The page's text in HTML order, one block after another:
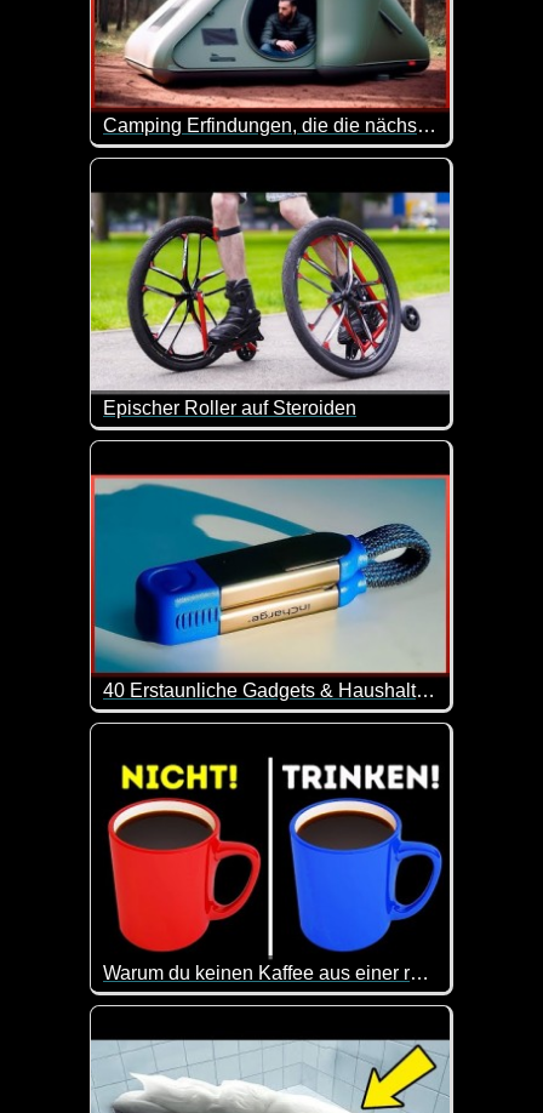
Camping Erfindungen, die die nächste Stufe sind 8
Ordentliches Equipment ist immer das A und O.
Epischer Roller auf Steroiden
Mal eben die Rollerskates mit größeren Reifen
40 Erstaunliche Gadgets & Haushaltsgeräte Von Amazon -5
40 interessante Gadgets, die dein Leben leichter
Warum du keinen Kaffee aus einer roten Tasse trinken solltest
Selbstverständlich habe ich gleich mal meine rote